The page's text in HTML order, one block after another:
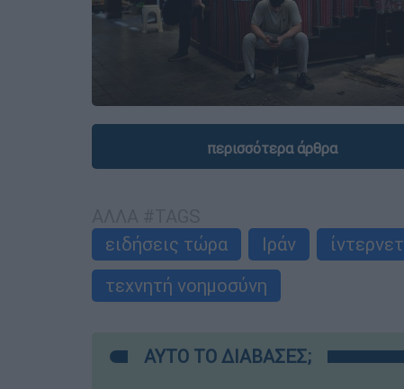
περισσότερα άρθρα
ειδήσεις τώρα
Ιράν ίντερνετ
τεχνητή νοημοσύνη
ΑΥΤΟ ΤΟ ΔΙΑΒΑΣΕΣ;